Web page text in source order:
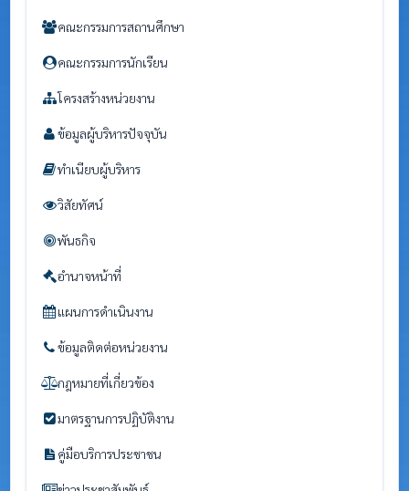
คณะกรรมการสถานศึกษา
คณะกรรมการนักเรียน
โครงสร้างหน่วยงาน
ข้อมูลผู้บริหารปัจจุบัน
ทำเนียบผู้บริหาร
วิสัยทัศน์
พันธกิจ
อำนาจหน้าที่
แผนการดำเนินงาน
ข้อมูลติดต่อหน่วยงาน
กฎหมายที่เกี่ยวข้อง
มาตรฐานการปฏิบัติงาน
คู่มือบริการประชาชน